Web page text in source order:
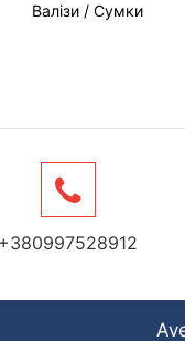
Валізи / Сумки
+380997528912